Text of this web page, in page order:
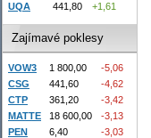
UQA
441,80 +1,61
Zajímavé poklesy
VOW3 1 800,00
-5,06
CSG
441,60
-4,62
CTP
361,20
-3,42
MATTE
18 600,00
-3,13
PEN
6,40 -3,03